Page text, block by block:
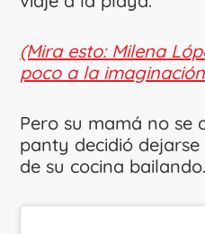
(Mira esto: Milena
poco a la
Pero su mamá no se
panty decidió
de su cocina bailando.